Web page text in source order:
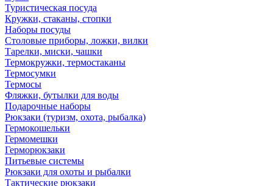
Туристическая посуда
Кружки, стаканы, стопки
Наборы посуды
Столовые приборы, ложки, вилки
Тарелки, миски, чашки
Термокружки, термостаканы
Термосумки
Термосы
Фляжки, бутылки для воды
Подарочные наборы
Рюкзаки (туризм, охота, рыбалка)
Гермокошельки
Гермомешки
Герморюкзаки
Питьевые системы
Рюкзаки для охоты и рыбалки
Тактические рюкзаки